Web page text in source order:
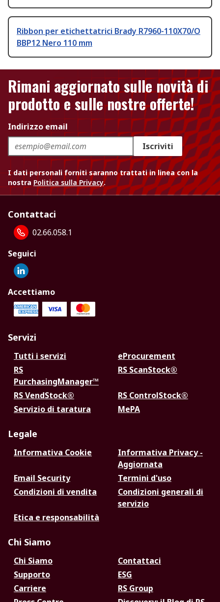
Ribbon per etichettatrici Brady R7960-110X70/O
BBP12 Nero 110 mm
Rimani aggiornato sulle novità di
prodotto e sulle nostre offerte!
Indirizzo email
Iscriviti
I dati personali forniti saranno trattati in linea con la
nostra Politica sulla Privacy.
Contattaci
02.66.058.1
Seguici
Accettiamo
Servizi
Tutti i servizi
eProcurement
RS
PurchasingManager™
RS ScanStock®
RS VendStock®
RS ControlStock®
Servizio di taratura
MePA
Legale
Informativa Cookie
Informativa Privacy -
Aggiornata
Email Security
Termini d'uso
Condizioni di vendita
Condizioni generali di
servizio
Etica e responsabilità
Chi Siamo
Chi Siamo
Contattaci
Supporto
ESG
Carriere
RS Group